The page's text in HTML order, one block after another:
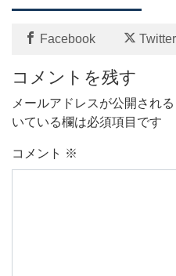
Facebook Twitter
コメントを残す
メールアドレスが公開され
いている欄は必須項目です
コメント ※